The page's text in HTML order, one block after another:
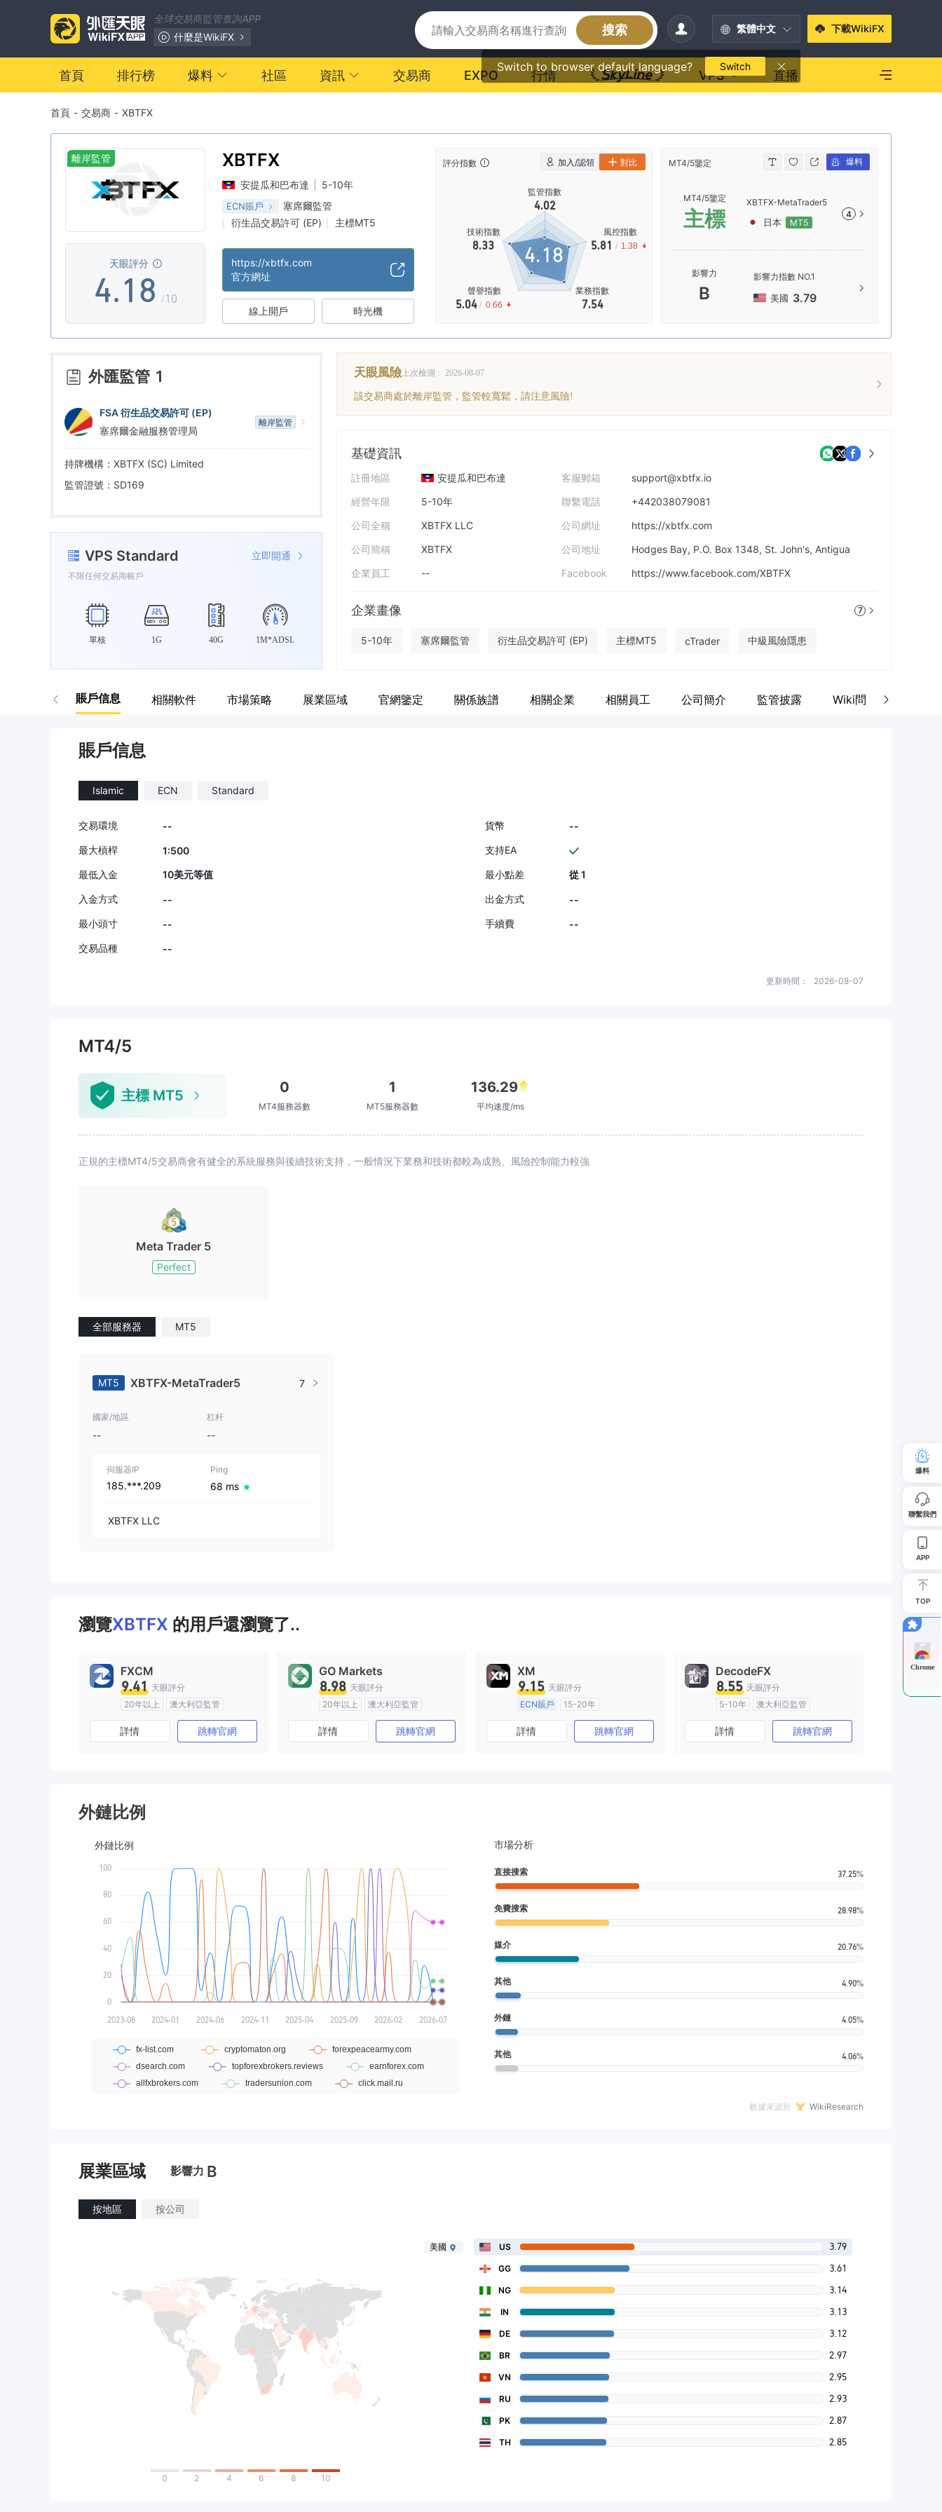
全球交易商監管查詢APP
什麼是WikiFX
搜索 繁體中文
Switch to browser default language? Switch
下載WikiFX
首頁 排行榜 爆料 社區 資訊 交易商 EXPO 行情 VPS 直播
首頁 - 交易商 - XBTFX
離岸監管
天眼評分
0
1
2
3
4
5
6
7
8
9
.
0
1
2
3
4
5
6
7
8
2
3
4
6
7
8
9
/10
XBTFX
安提瓜和巴布達 5-10年
ECN賬戶 塞席爾監管
衍生品交易許可 (EP) 主標MT5
https://xbtfx.com
官方網址
線上開戶 時光機
評分指數
監管指數
4.02
技術指數
8.33
聲譽指數
5.04 / 0.66
業務指數
7.54
風控指數
5.81 / 1.38
4.18
MT4/5鑒定
MT4/5鑒定
主標
XBTFX-MetaTrader5
日本 MT5
4
影響力
B
影響力指數 NO.1
美國 3.79
加入/認領 對比 爆料
外匯監管 1
FSA 衍生品交易許可 (EP)
塞席爾金融服務管理局
離岸監管
持牌機構：XBTFX (SC) Limited
監管證號：SD169
VPS Standard 立即開通
不限任何交易商帳戶
單核 1G 40G 1M*ADSL
天眼風險 上次檢測 : 2026-08-07
該交易商處於離岸監管，監管較寬鬆，請注意風險!
基礎資訊
註冊地區
安提瓜和巴布達
經營年限
5-10年
公司全稱
XBTFX LLC
公司簡稱
XBTFX
企業員工
--
客服郵箱
support@xbtfx.io
聯繫電話
+442038079081
公司網址
https://xbtfx.com
公司地址
Hodges Bay, P.O. Box 1348, St. John's, Antigua
Facebook
https://www.facebook.com/XBTFX
企業畫像 7
5-10年 塞席爾監管 衍生品交易許可 (EP) 主標MT5 cTrader 中級風險隱患
賬戶信息 相關軟件 市場策略 展業區域 官網鑒定 關係族譜 相關企業 相關員工 公司簡介 監管披露 Wiki問答
賬戶信息
Islamic ECN Standard
交易環境 -- 貨幣
--
最大槓桿
1:500 支持EA
最低入金 10美元等值 最小點差 從 1
入金方式 -- 出金方式
--
最小頭寸
-- 手續費
--
交易品種
--
更新時間： 2026-08-07
MT4/5
主標 MT5 0
MT4服務器數
1
MT5服務器數
136.29
平均速度/ms
正規的主標MT4/5交易商會有健全的系統服務與後續技術支持，一般情況下業務和技術都較為成熟、風險控制能力較強
Meta Trader 5
Perfect
全部服務器 MT5
MT5 XBTFX-MetaTrader5 7
國家/地區
--
杠杆
--
伺服器IP
185.***.209
Ping
68 ms
XBTFX LLC
瀏覽XBTFX 的用戶還瀏覽了..
FXCM
9.41 天眼評分
20年以上
澳大利亞監管
全牌照 (MM)
主標MT4
詳情 跳轉官網
GO Markets
8.98 天眼評分
20年以上
澳大利亞監管
全牌照 (MM)
cTrader
詳情 跳轉官網
XM
9.15 天眼評分
ECN賬戶
15-20年
澳大利亞監管
全牌照 (MM)
主標MT4
詳情 跳轉官網
DecodeFX
8.55 天眼評分
5-10年
澳大利亞監管
全牌照 (MM)
主標MT4
詳情 跳轉官網
外鏈比例
市場分析
直接搜索 37.25%
免費搜索 28.98%
媒介 20.76%
其他 4.90%
外鏈 4.05%
其他 4.06%
數據來源於 WikiResearch
展業區域 影響力 B
按地區 按公司
0 2 4 6 8 10
美國 US 3.79
GG 3.61
NG 3.14
IN 3.13
DE 3.12
BR 2.97
VN 2.95
RU 2.93
PK 2.87
TH 2.85
爆料
聯繫我們
APP
TOP
Chrome